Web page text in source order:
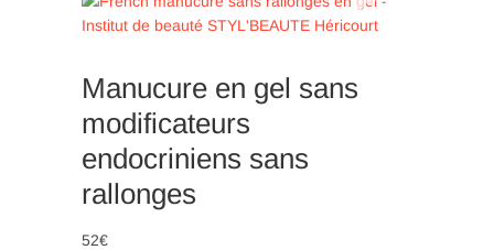
Manucure en gel sans
modificateurs
endocriniens sans
rallonges
52€